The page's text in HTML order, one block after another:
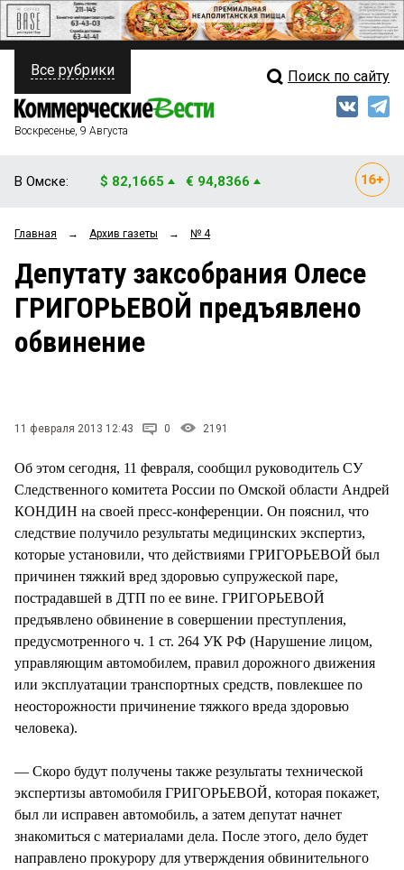
ПОЛИТИКА
ФИНАНСЫ
ОБЩЕСТВО
ЗАКОН
Свежий выпуск
Рейтинги
Блоги
Все рубрики Поиск по сайту
Воскресенье, 9 Августа
В Омске: $ 82,1665 € 94,8366
Главная → Архив газеты → № 4
Депутату заксобрания Олесе
ГРИГОРЬЕВОЙ предъявлено
обвинение
11 февраля 2013 12:43 0 2191
Об этом сегодня, 11 февраля, сообщил руководитель СУ
Следственного комитета России по Омской области Андрей
КОНДИН на своей пресс-конференции. Он пояснил, что
следствие получило результаты медицинских экспертиз,
которые установили, что действиями ГРИГОРЬЕВОЙ был
причинен тяжкий вред здоровью супружеской паре,
пострадавшей в ДТП по ее вине. ГРИГОРЬЕВОЙ
предъявлено обвинение в совершении преступления,
предусмотренного ч. 1 ст. 264 УК РФ (Нарушение лицом,
управляющим автомобилем, правил дорожного движения
или эксплуатации транспортных средств, повлекшее по
неосторожности причинение тяжкого вреда здоровью
человека).
— Скоро будут получены также результаты технической
экспертизы автомобиля ГРИГОРЬЕВОЙ, которая покажет,
был ли исправен автомобиль, а затем депутат начнет
знакомиться с материалами дела. После этого, дело будет
направлено прокурору для утверждения обвинительного